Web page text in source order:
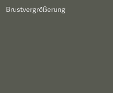
Brustvergrößerung